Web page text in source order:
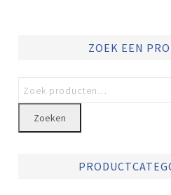
ZOEK EEN
Zoeken